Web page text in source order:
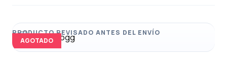
AGOTADO